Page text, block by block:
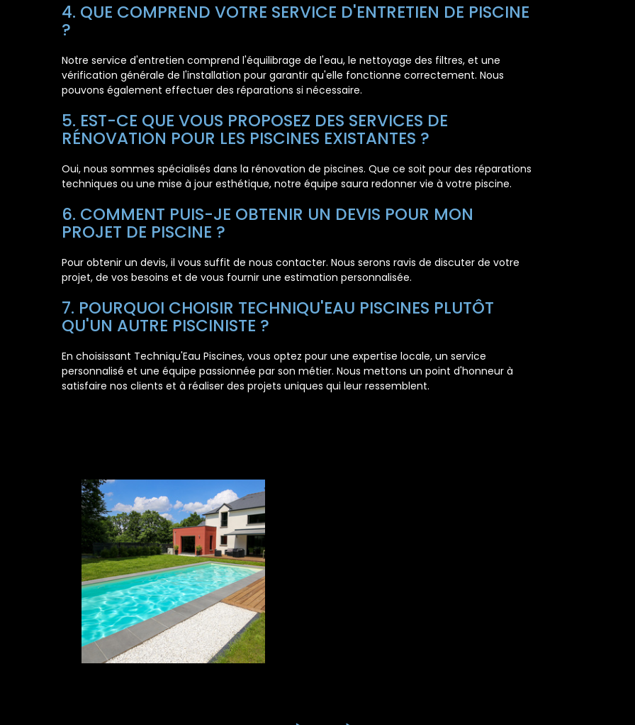
4. QUE COMPREND VOTRE SERVICE D'ENTRETIEN DE PISCINE
?
Notre service d'entretien comprend l'équilibrage de l'eau, le nettoyage des filtres, et une
vérification générale de l'installation pour garantir qu'elle fonctionne correctement. Nous
pouvons également effectuer des réparations si nécessaire.
5. EST-CE QUE VOUS PROPOSEZ DES SERVICES DE
RÉNOVATION POUR LES PISCINES EXISTANTES ?
Oui, nous sommes spécialisés dans la rénovation de piscines. Que ce soit pour des réparations
techniques ou une mise à jour esthétique, notre équipe saura redonner vie à votre piscine.
6. COMMENT PUIS-JE OBTENIR UN DEVIS POUR MON
PROJET DE PISCINE ?
Pour obtenir un devis, il vous suffit de nous contacter. Nous serons ravis de discuter de votre
projet, de vos besoins et de vous fournir une estimation personnalisée.
7. POURQUOI CHOISIR TECHNIQU'EAU PISCINES PLUTÔT
QU'UN AUTRE PISCINISTE ?
En choisissant Techniqu'Eau Piscines, vous optez pour une expertise locale, un service
personnalisé et une équipe passionnée par son métier. Nous mettons un point d'honneur à
satisfaire nos clients et à réaliser des projets uniques qui leur ressemblent.